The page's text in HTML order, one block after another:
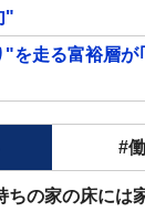
"
を走る富裕層が
#
ちの家の床には